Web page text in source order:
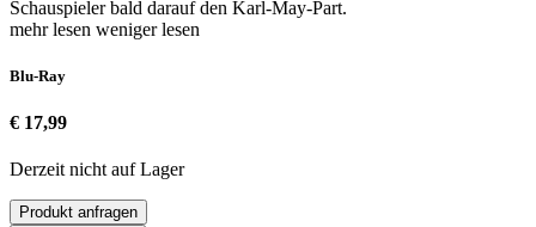
Schauspieler bald darauf den Karl-May-Part.
mehr lesen weniger lesen
Blu-Ray
€ 17,99
Derzeit nicht auf Lager
Produkt anfragen